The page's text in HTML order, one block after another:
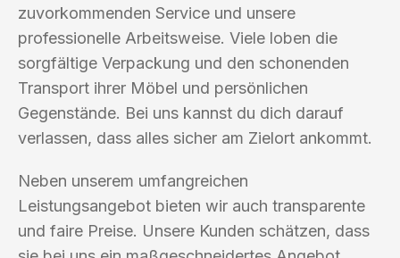
zuvorkommenden Service und unsere
professionelle Arbeitsweise. Viele loben die
sorgfältige Verpackung und den schonenden
Transport ihrer Möbel und persönlichen
Gegenstände. Bei uns kannst du dich darauf
verlassen, dass alles sicher am Zielort ankommt.
Neben unserem umfangreichen
Leistungsangebot bieten wir auch transparente
und faire Preise. Unsere Kunden schätzen, dass